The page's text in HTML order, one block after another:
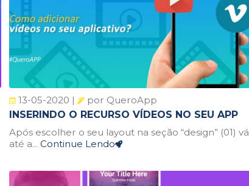
13-05-2020 |
por QueroApp
INSERINDO O RECURSO VÍDEOS NO SEU APP
Após escolher o seu layout na seção “design” (01) vá
até a... Continue Lendo